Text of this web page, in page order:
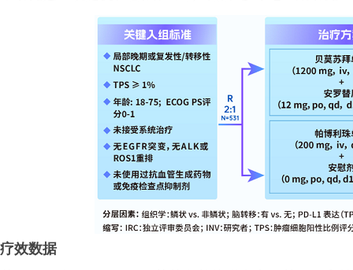
疗效数据